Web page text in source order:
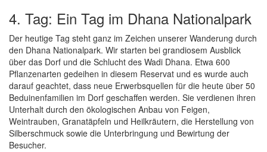
4. Tag: Ein Tag im Dhana Nationalpark
Der heutige Tag steht ganz im Zeichen unserer Wanderung durch
den Dhana Nationalpark. Wir starten bei grandiosem Ausblick
über das Dorf und die Schlucht des Wadi Dhana. Etwa 600
Pflanzenarten gedeihen in diesem Reservat und es wurde auch
darauf geachtet, dass neue Erwerbsquellen für die heute über 50
Beduinenfamilien im Dorf geschaffen werden. Sie verdienen ihren
Unterhalt durch den ökologischen Anbau von Feigen,
Weintrauben, Granatäpfeln und Heilkräutern, die Herstellung von
Silberschmuck sowie die Unterbringung und Bewirtung der
Besucher.